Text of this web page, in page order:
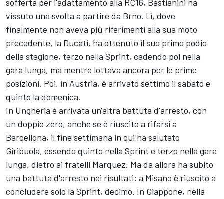
vissuto una svolta a partire da Brno. Lì, dove
finalmente non aveva più riferimenti alla sua moto
precedente, la Ducati, ha ottenuto il suo primo podio
della stagione, terzo nella Sprint, cadendo poi nella
gara lunga, ma mentre lottava ancora per le prime
posizioni. Poi, in Austria, è arrivato settimo il sabato e
quinto la domenica.
In Ungheria è arrivata un'altra battuta d'arresto, con
un doppio zero, anche se è riuscito a rifarsi a
Barcellona, il fine settimana in cui ha salutato
Giribuola, essendo quinto nella Sprint e terzo nella gara
lunga, dietro ai fratelli Marquez. Ma da allora ha subito
una battuta d'arresto nei risultati: a Misano è riuscito a
concludere solo la Sprint, decimo. In Giappone, nella